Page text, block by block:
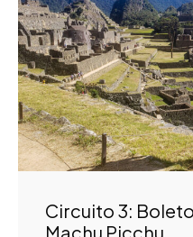
Circuito 3:
Machu Picchu